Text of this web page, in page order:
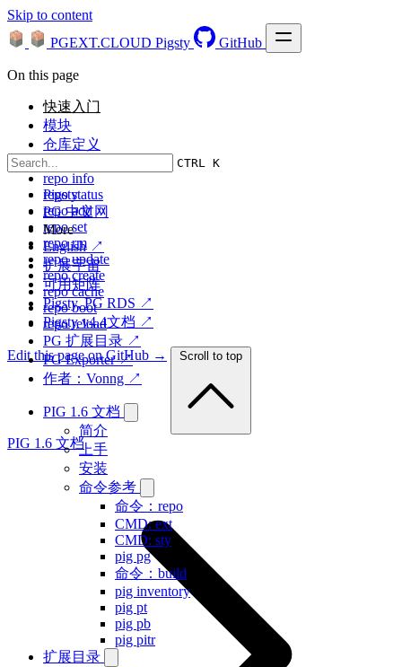
Skip to content
PGEXT.CLOUD Pigsty GitHub
CTRL K
Pigsty
PG 中文网
More
English ↗
扩展宇宙
可用矩阵
Pigsty, PG RDS ↗
Pigsty v4.4文档 ↗
PG 扩展目录 ↗
PG Exporter ↗
作者：Vonng ↗
PIG 1.6 文档
简介
上手
安装
命令参考
命令：repo
CMD: ext
CMD: sty
pig pg
命令：build
pig inventory
pig pt
pig pb
pig pitr
扩展目录
On this page
快速入门
模块
仓库定义
repo list
repo info
repo status
repo add
repo set
repo rm
repo update
repo create
repo cache
repo boot
repo reload
Edit this page on GitHub → Scroll to top
PIG 1.6 文档